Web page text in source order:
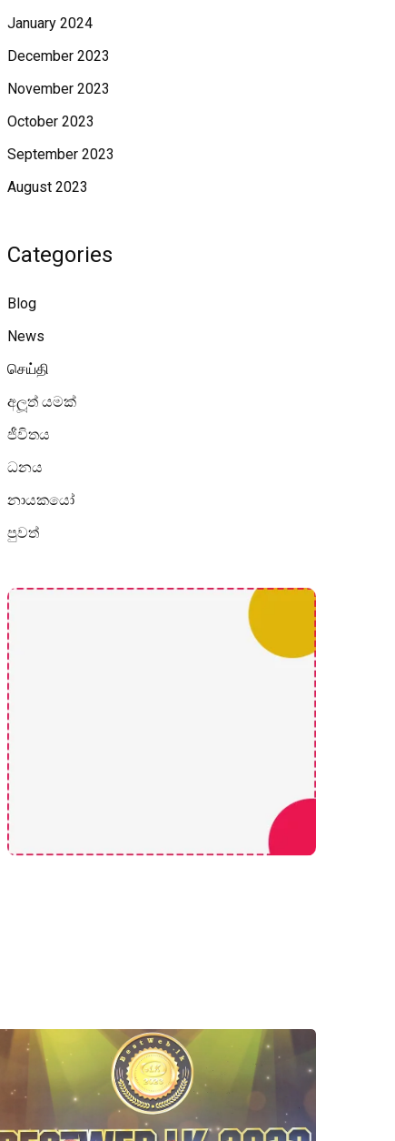
January 2024
December 2023
November 2023
October 2023
September 2023
August 2023
Categories
Blog
News
செய்தி
අලූත් යමක්
ජීවිතය
ධනය
නායකයෝ
පුවත්